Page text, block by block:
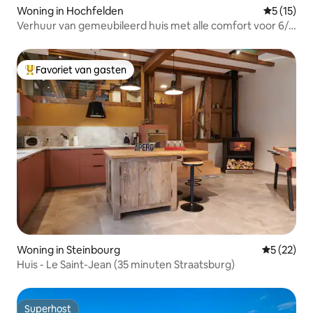
Woning in Hochfelden
5 (15)
Verhuur van gemeubileerd huis met alle comfort voor 6/8
Topfavoriet van gasten
Favoriet van gasten
Woning in Steinbourg
5 (22)
Huis - Le Saint-Jean (35 minuten Straatsburg)
Superhost